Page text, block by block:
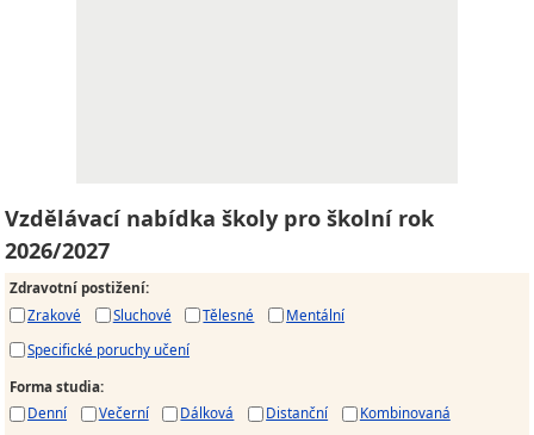
Vzdělávací nabídka školy pro školní rok
2026/2027
Zdravotní postižení:
Zrakové
Sluchové Tělesné
Mentální
Specifické poruchy učení
Forma studia:
Denní
Večerní Dálková Distanční Kombinovaná